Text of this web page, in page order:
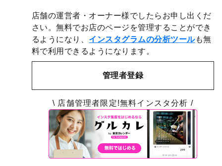
店舗の運営者・オーナー様でしたらお申し出くだ
さい。無料でお店のページを管理することができ
るようになり、 インスタグラムの分析ツールも無
料で利用できるようになります。
管理者登録
\ 店舗管理者限定!無料インスタ分析 /